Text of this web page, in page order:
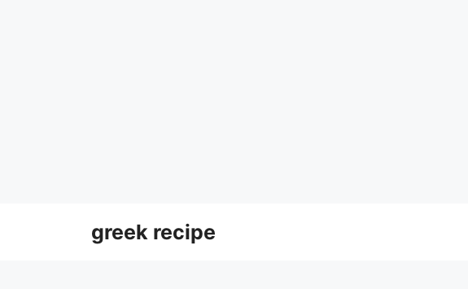
greek recipe